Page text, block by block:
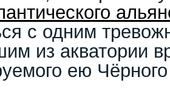
с одним
из акватории
ею